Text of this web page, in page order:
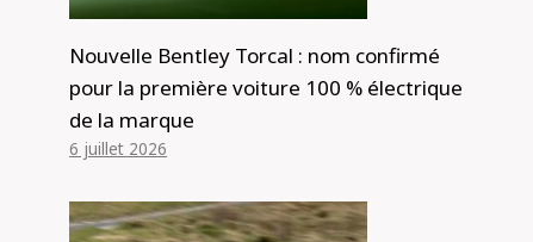
Nouvelle Bentley Torcal : nom confirmé
pour la première voiture 100 % électrique
de la marque
6 juillet 2026